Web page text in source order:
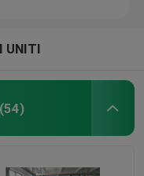
UNITI
(54)